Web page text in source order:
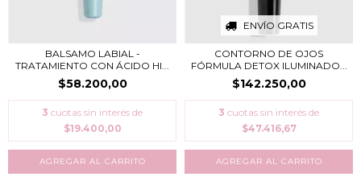
BALSAMO LABIAL -
TRATAMIENTO CON ÁCIDO HI...
$58.200,00
3 cuotas sin interés de
$19.400,00
ENVÍO GRATIS
CONTORNO DE OJOS
FÓRMULA DETOX ILUMINADO...
$142.250,00
3 cuotas sin interés de
$47.416,67